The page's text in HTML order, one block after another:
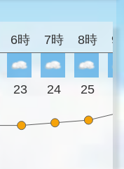
6時 7時 8時 9
23 24 25